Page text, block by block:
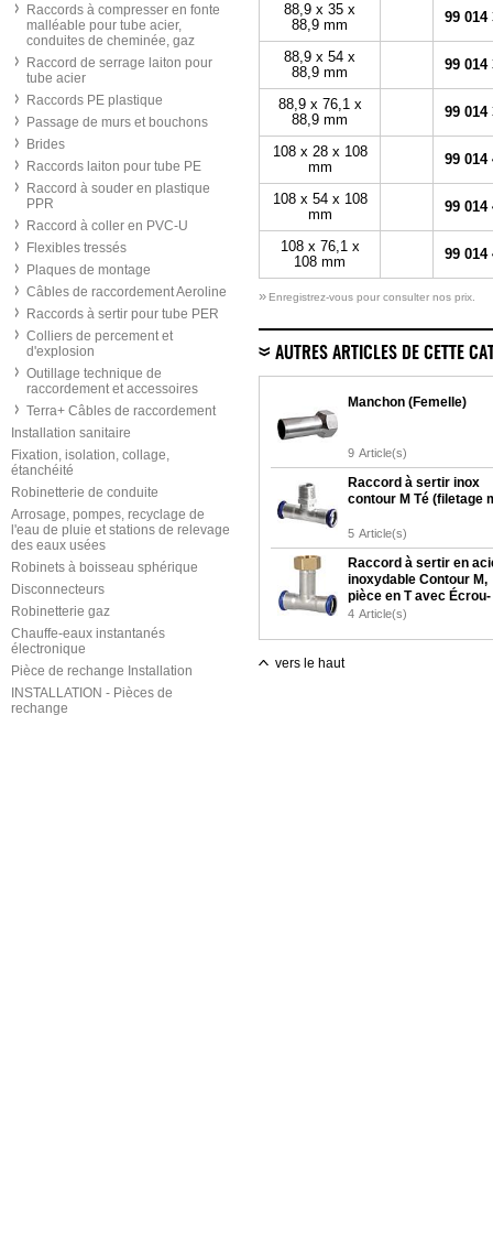
Raccords à compresser en fonte
malléable pour tube acier,
conduites de cheminée, gaz
Raccord de serrage laiton pour
tube acier
Raccords PE plastique
Passage de murs et bouchons
Brides
Raccords laiton pour tube PE
Raccord à souder en plastique
PPR
Raccord à coller en PVC-U
Flexibles tressés
Plaques de montage
Câbles de raccordement Aeroline
Raccords à sertir pour tube PER
Colliers de percement et
d'explosion
Outillage technique de
raccordement et accessoires
Terra+ Câbles de raccordement
Installation sanitaire
Fixation, isolation, collage,
étanchéité
Robinetterie de conduite
Arrosage, pompes, recyclage de
l'eau de pluie et stations de relevage
des eaux usées
Robinets à boisseau sphérique
Disconnecteurs
Robinetterie gaz
Chauffe-eaux instantanés
électronique
Pièce de rechange Installation
INSTALLATION - Pièces de
rechange
88,9 x 35 x
88,9 mm
99 014
88,9 x 54 x
88,9 mm
99 014
88,9 x 76,1 x
88,9 mm
99 014
108 x 28 x 108
mm
99 014
108 x 54 x 108
mm
99 014
108 x 76,1 x
108 mm
99 014
» Enregistrez-vous pour consulter nos prix.
AUTRES ARTICLES DE CETTE
Manchon (Femelle)
9 Article(s)
Raccord à sertir inox
contour M Té (filetage
5 Article(s)
Raccord à sertir en
inoxydable Contour M,
pièce en T avec Écrou-
tournant
4 Article(s)
vers le haut